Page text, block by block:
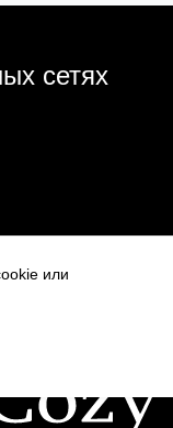
сетях
или